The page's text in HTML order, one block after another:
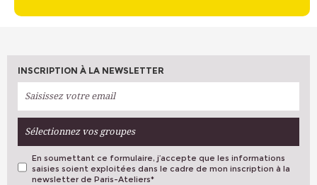
INSCRIPTION À LA NEWSLETTER
Sélectionnez vos groupes
En soumettant ce formulaire, j’accepte que les informations
saisies soient exploitées dans le cadre de mon inscription à la
newsletter de Paris-Ateliers*